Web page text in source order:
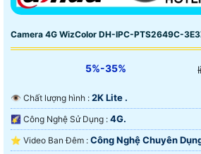
Camera 4G WizColor DH-IPC-PTS2649C-
5%-35%
👁 Chất lượng hình : 2K Lite .
🌠 Công Nghệ Sử Dụng : 4G.
⭐ Video Ban Đêm : Công Nghệ Chuyên